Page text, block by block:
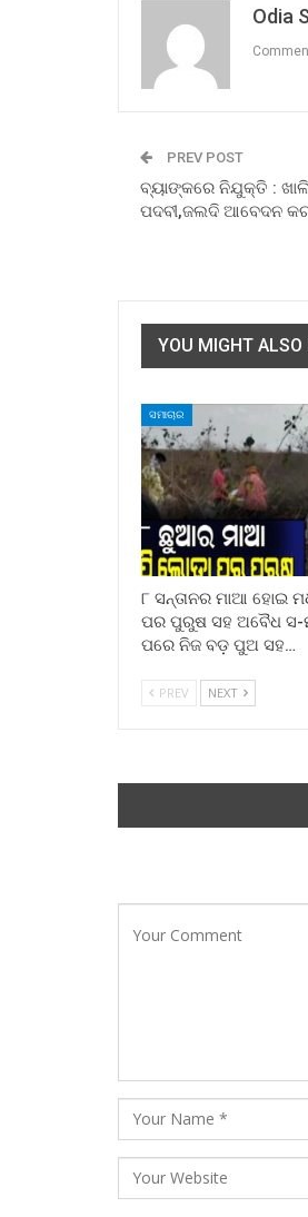
Odia
PREV POST
ବ୍ୟାଙ୍କରେ ନିଯୁକ୍ତି :
ପଦବୀ,ଜଲଦି ଆବେଦନ
YOU MIGHT ALSO
ସମାଚାର
୮ ସନ୍ତାନର ମାଆ ହୋଇ
ପର ପୁରୁଷ ସହ ଅବୈଧ ସ-
ପରେ ନିଜ ବଡ଼ ପୁଅ ସହ…
PREV NEXT